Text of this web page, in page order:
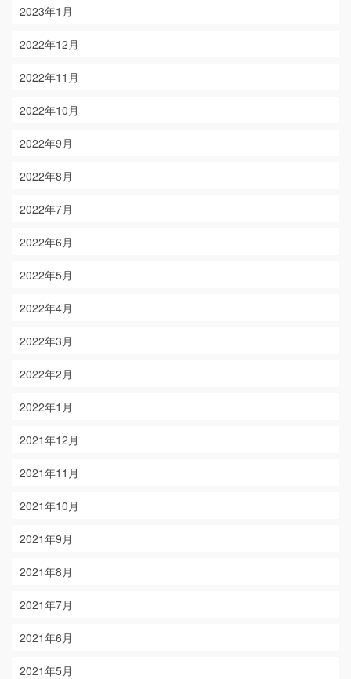
2023年1月
2022年12月
2022年11月
2022年10月
2022年9月
2022年8月
2022年7月
2022年6月
2022年5月
2022年4月
2022年3月
2022年2月
2022年1月
2021年12月
2021年11月
2021年10月
2021年9月
2021年8月
2021年7月
2021年6月
2021年5月